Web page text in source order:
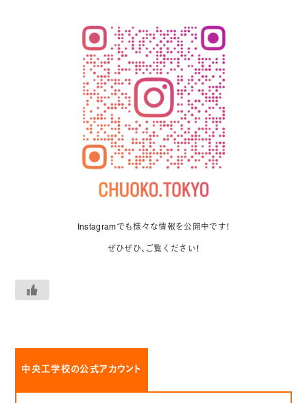
Instagramでも様々な情報を公開中です！
ぜひぜひ、ご覧ください！
中央工学校の公式アカウント